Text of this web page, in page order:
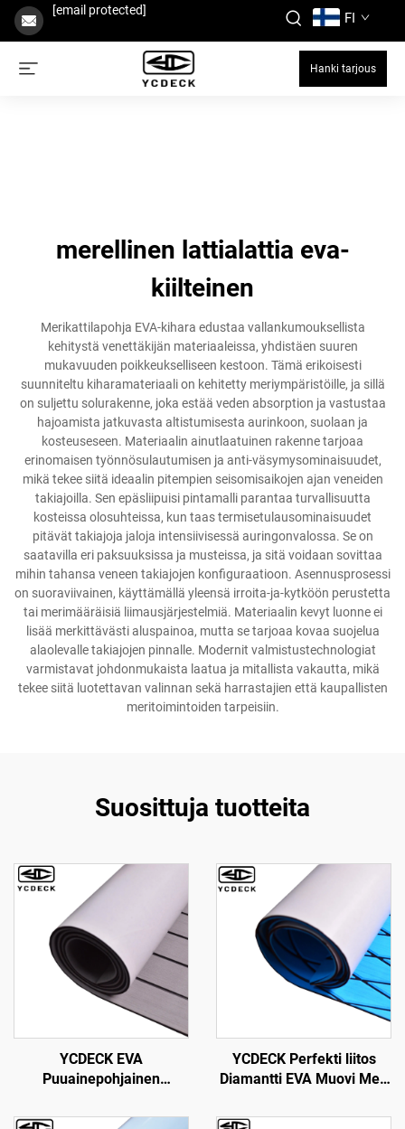
[email protected] FI
Hanki tarjous
merellinen lattialattia eva-
kiilteinen
Merikattilapohja EVA-kihara edustaa vallankumouksellista
kehitystä venettäkijän materiaaleissa, yhdistäen suuren
mukavuuden poikkeukselliseen kestoon. Tämä erikoisesti
suunniteltu kiharamateriaali on kehitetty meriympäristöille, ja sillä
on suljettu solurakenne, joka estää veden absorption ja vastustaa
hajoamista jatkuvasta altistumisesta aurinkoon, suolaan ja
kosteuseseen. Materiaalin ainutlaatuinen rakenne tarjoaa
erinomaisen työnnösulautumisen ja anti-väsymysominaisuudet,
mikä tekee siitä ideaalin pitempien seisomisaikojen ajan veneiden
takiajoilla. Sen epäsliipuisi pintamalli parantaa turvallisuutta
kosteissa olosuhteissa, kun taas termisetulausominaisuudet
pitävät takiajoja jaloja intensiivisessä auringonvalossa. Se on
saatavilla eri paksuuksissa ja musteissa, ja sitä voidaan sovittaa
mihin tahansa veneen takiajojen konfiguraatioon. Asennusprosessi
on suoraviivainen, käyttämällä yleensä irroita-ja-kytköön perustetta
tai merimääräisiä liimausjärjestelmiä. Materiaalin kevyt luonne ei
lisää merkittävästi aluspainoa, mutta se tarjoaa kovaa suojelua
alaolevalle takiajojen pinnalle. Modernit valmistustechnologiat
varmistavat johdonmukaista laatua ja mitallista vakautta, mikä
tekee siitä luotettavan valinnan sekä harrastajien että kaupallisten
meritoimintoiden tarpeisiin.
Suosittuja tuotteita
YCDECK EVA
Puuainepohjainen
Liimausperusteella
YCDECK Perfekti liitos
Diamantti EVA Muovi Meri
Yolleen, Kajakille, RV:lle